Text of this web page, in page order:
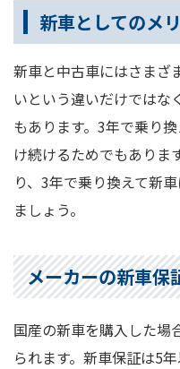
新車としてのメ
新車と中古車にはさまざ
いという違いだけではな
もあります。3年で乗り
け続けるためでもありま
り、3年で乗り換えて新
ましょう。
メーカーの新車保
国産の新車を購入した場
られます。新車保証は5